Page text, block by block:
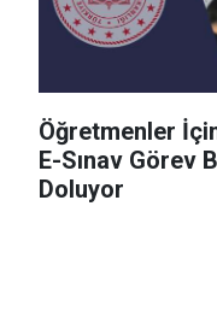
Öğretmenler
E-Sınav Görev
Doluyor